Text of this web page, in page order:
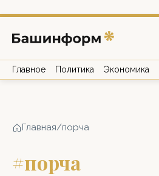
Главное Политика Экономика
Главная/порча
#порча